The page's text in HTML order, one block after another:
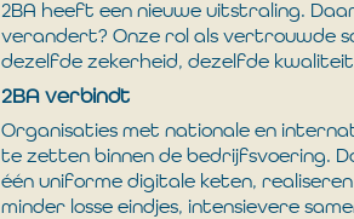
2BA heeft een nieuwe uitstraling.
verandert? Onze rol als vertrouwde
dezelfde zekerheid, dezelfde
2BA verbindt
Organisaties met nationale en
te zetten binnen de bedrijfsvoering.
één uniforme digitale keten,
minder losse eindjes, intensievere